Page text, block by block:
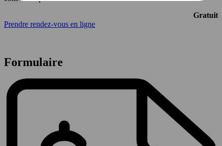
Gratuit
Prendre rendez-vous en ligne
Formulaire